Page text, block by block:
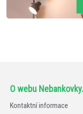
O webu
Kontaktní informace